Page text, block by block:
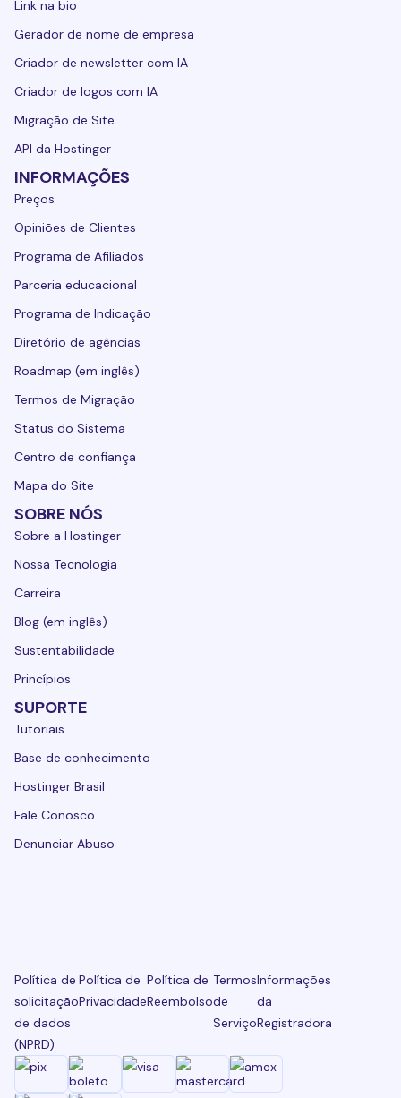
Link na bio
Gerador de nome de empresa
Criador de newsletter com IA
Criador de logos com IA
Migração de Site
API da Hostinger
INFORMAÇÕES
Preços
Opiniões de Clientes
Programa de Afiliados
Parceria educacional
Programa de Indicação
Diretório de agências
Roadmap (em inglês)
Termos de Migração
Status do Sistema
Centro de confiança
Mapa do Site
SOBRE NÓS
Sobre a Hostinger
Nossa Tecnologia
Carreira
Blog (em inglês)
Sustentabilidade
Princípios
SUPORTE
Tutoriais
Base de conhecimento
Hostinger Brasil
Fale Conosco
Denunciar Abuso
Política de
solicitação
de dados
(NPRD)
Política de
Privacidade
Política de
Reembolso
Termos
de
Serviço
Informações
da
Registradora